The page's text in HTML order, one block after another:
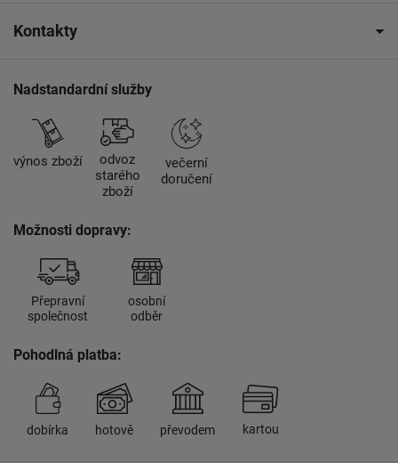
Kontakty
Nadstandardní služby
výnos zboží
odvoz
starého
zboží
večerní
doručení
Možnosti dopravy:
Přepravní
společnost
osobní
odběr
Pohodlná platba:
dobírka hotově převodem kartou